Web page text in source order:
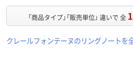
「商品タイプ」「販売単位」 違いで 全
クレールフォンテーヌのリングノートを